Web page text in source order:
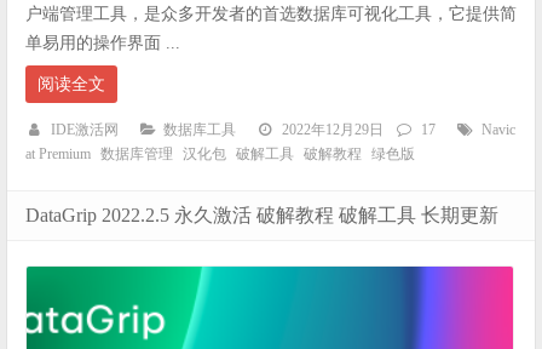
户端管理工具，是众多开发者的首选数据库可视化工具，它提供简
单易用的操作界面 ...
阅读全文
IDE激活网 数据库工具 2022年12月29日 17
Navic
at Premium 数据库管理 汉化包 破解工具 破解教程 绿色版
DataGrip 2022.2.5 永久激活 破解教程 破解工具 长期更新